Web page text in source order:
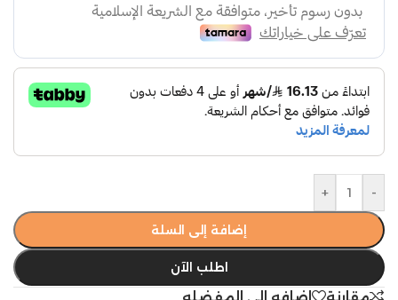
-
+
إضافة إلى السلة
اطلب الآن
مقارنة اضافه الي المفضله